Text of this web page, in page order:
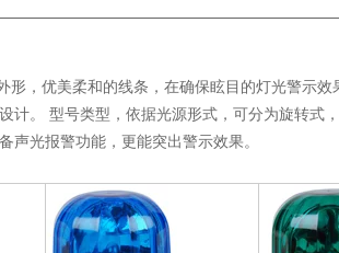
，优美柔和的线条，在确保眩目的灯光警示效
计。 型号类型，依据光源形式，可分为旋转式
声光报警功能，更能突出警示效果。